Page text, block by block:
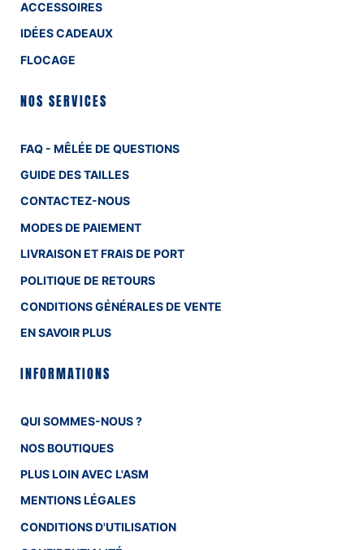
ACCESSOIRES
IDÉES CADEAUX
FLOCAGE
NOS SERVICES
FAQ - MÊLÉE DE QUESTIONS
GUIDE DES TAILLES
CONTACTEZ-NOUS
MODES DE PAIEMENT
LIVRAISON ET FRAIS DE PORT
POLITIQUE DE RETOURS
CONDITIONS GÉNÉRALES DE VENTE
EN SAVOIR PLUS
INFORMATIONS
QUI SOMMES-NOUS ?
NOS BOUTIQUES
PLUS LOIN AVEC L'ASM
MENTIONS LÉGALES
CONDITIONS D'UTILISATION